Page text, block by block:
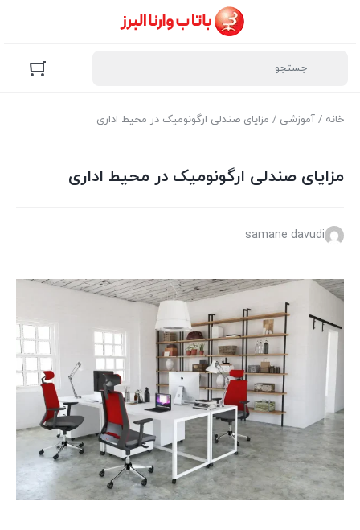
خانه / آموزشی / مزایای صندلی ارگونومیک در محیط اداری
مزایای صندلی ارگونومیک در محیط اداری
samane davudi